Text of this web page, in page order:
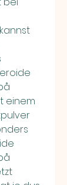
einem